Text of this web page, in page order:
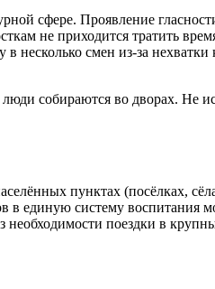
сфере. Проявление
не приходится тратить
несколько смен из-за
собираются во дворах. Не
пунктах (посёлках,
единую систему воспитания
необходимости поездки в